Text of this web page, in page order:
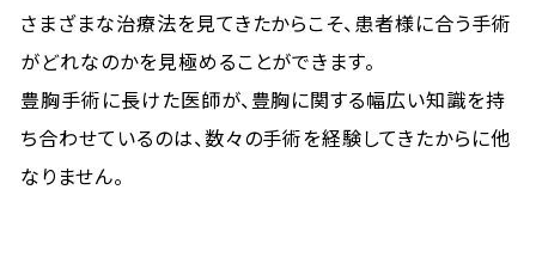
さまざまな治療法を見てきたからこそ、患者様に合う手術
がどれなのかを見極めることができます。
豊胸手術に長けた医師が、豊胸に関する幅広い知識を持
ち合わせているのは、数々の手術を経験してきたからに他
なりません。